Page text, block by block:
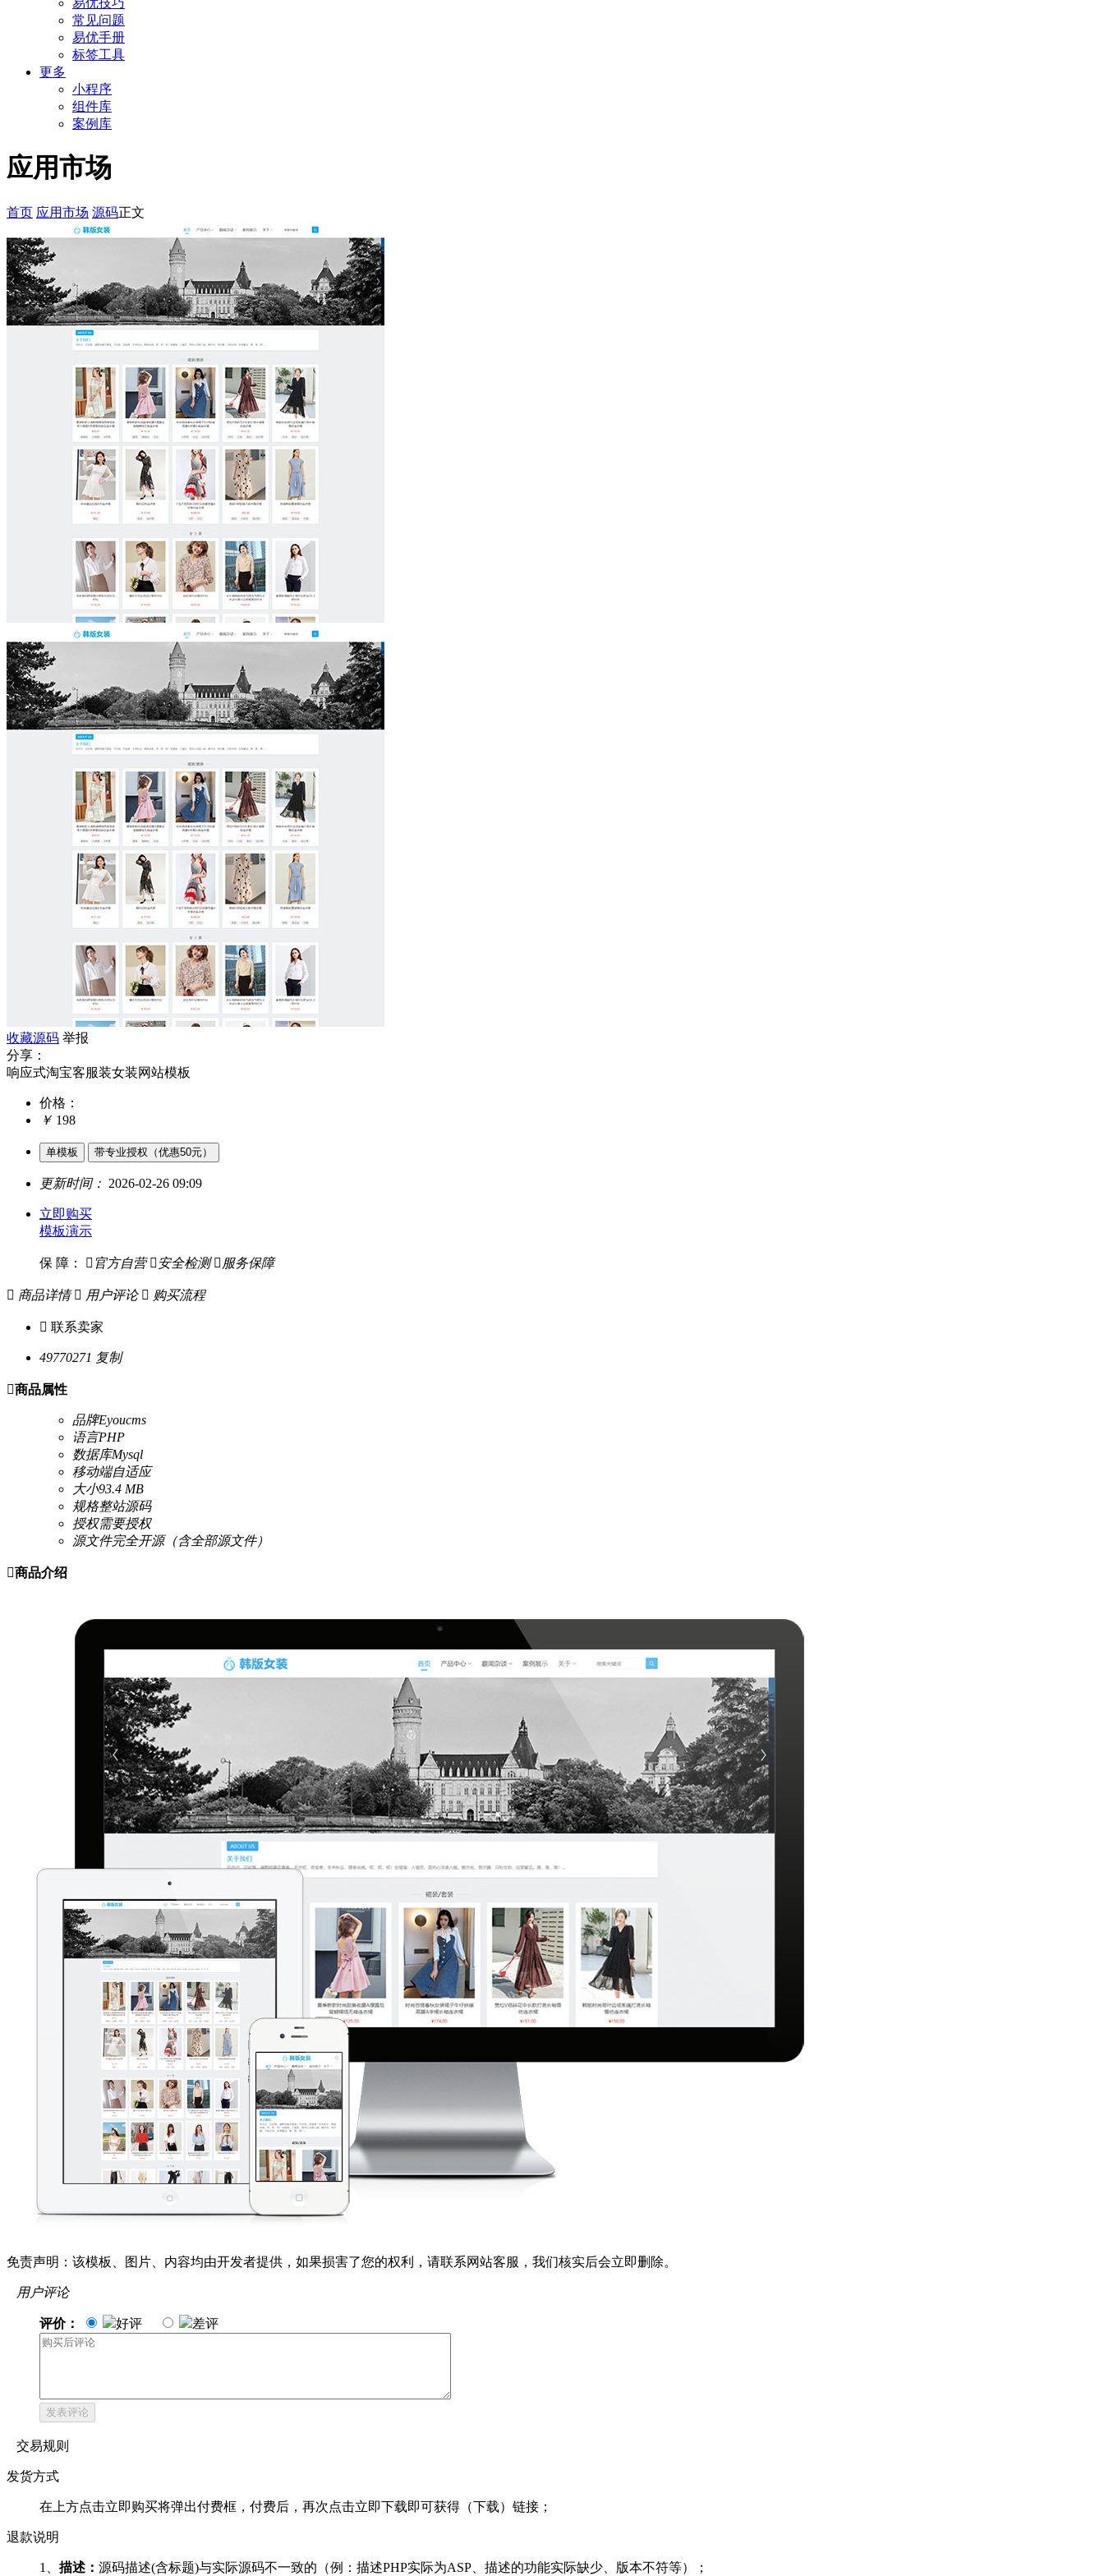
易优技巧
常见问题
易优手册
标签工具
更多
小程序
组件库
案例库
应用市场
首页 应用市场 源码正文
收藏源码 举报
分享：
响应式淘宝客服装女装网站模板
价格：
￥ 198
单模板 带专业授权（优惠50元）
更新时间： 2026-02-26 09:09
立即购买
模板演示
保 障：  官方自营  安全检测  服务保障
 商品详情  用户评论  购买流程
 联系卖家
49770271 复制
商品属性
品牌Eyoucms
语言PHP
数据库Mysql
移动端自适应
大小93.4 MB
规格整站源码
授权需要授权
源文件完全开源（含全部源文件）
商品介绍
免责声明：该模板、图片、内容均由开发者提供，如果损害了您的权利，请联系网站客服，我们核实后会立即删除。
用户评论
评价： 好评 差评
发表评论
交易规则
发货方式
在上方点击立即购买将弹出付费框，付费后，再次点击立即下载即可获得（下载）链接；
退款说明
1、 描述： 源码描述(含标题)与实际源码不一致的（例：描述PHP实际为ASP、描述的功能实际缺少、版本不符等）；